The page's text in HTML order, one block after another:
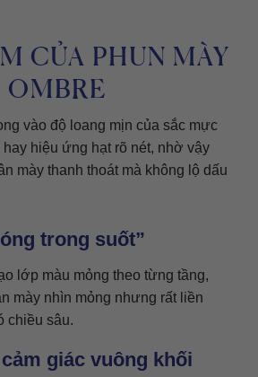
CỦA PHUN MÀY
OMBRE
vào độ loang mịn của sắc mực
hiệu ứng hạt rõ nét, nhờ vậy
mày thanh thoát mà không lộ dấu
trong suốt”
lớp màu mỏng theo từng tầng,
mày nhìn mỏng nhưng rất liền
chiều sâu.
giác vuông khối